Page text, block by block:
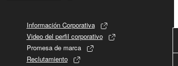
Información Corporativa
Video del perfil corporativo
Promesa de marca
Reclutamiento